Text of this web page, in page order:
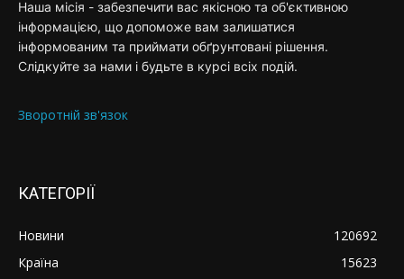
Наша місія - забезпечити вас якісною та об'єктивною
інформацією, що допоможе вам залишатися
інформованим та приймати обґрунтовані рішення.
Слідкуйте за нами і будьте в курсі всіх подій.
Зворотній зв'язок
КАТЕГОРІЇ
Новини
120692
Країна
15623